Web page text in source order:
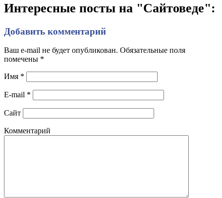
Интересные посты на "Сайтоведе":
Добавить комментарий
Ваш e-mail не будет опубликован. Обязательные поля
помечены *
Имя *
E-mail *
Сайт
Комментарий